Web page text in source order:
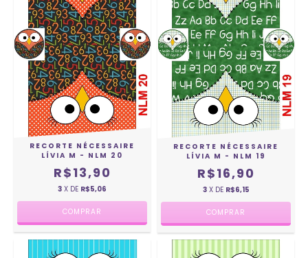
RECORTE NÉCESSAIRE
LÍVIA M - NLM 20
R$13,90
3 X DE R$5,06
RECORTE NÉCESSAIRE
LÍVIA M - NLM 19
R$16,90
3 X DE R$6,15